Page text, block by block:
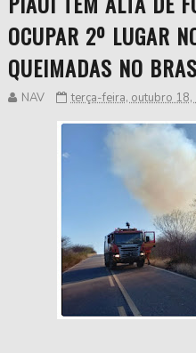
OCUPAR 2º LUGAR
QUEIMADAS NO
NAV terça-feira, outubro